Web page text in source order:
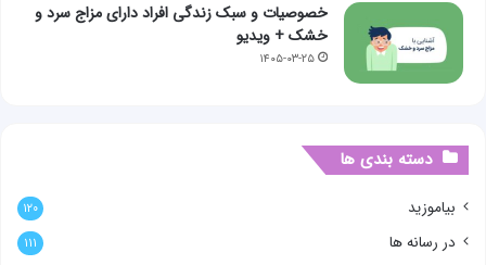
خصوصیات و سبک زندگی افراد دارای مزاج سرد و
خشک + ویدیو
۱۴۰۵-۰۳-۲۵
دسته بندی ها
بیاموزید ۱۲۰
در رسانه ها ۱۱۱